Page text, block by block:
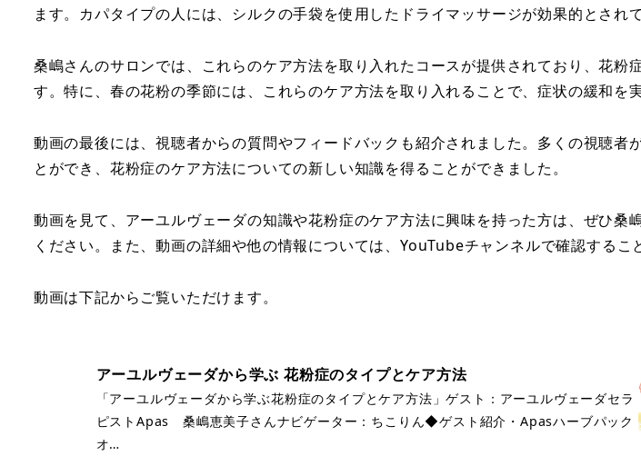
ます。カパタイプの人には、シルクの手袋を使用したドライマッサージが効果的とされて
桑嶋さんのサロンでは、これらのケア方法を取り入れたコースが提供されており、花粉
す。特に、春の花粉の季節には、これらのケア方法を取り入れることで、症状の緩和を
動画の最後には、視聴者からの質問やフィードバックも紹介されました。多くの視聴者
とができ、花粉症のケア方法についての新しい知識を得ることができました。
動画を見て、アーユルヴェーダの知識や花粉症のケア方法に興味を持った方は、ぜひ桑
ください。また、動画の詳細や他の情報については、YouTubeチャンネルで確認するこ
動画は下記からご覧いただけます。
アーユルヴェーダから学ぶ 花粉症のタイプとケア方法
「アーユルヴェーダから学ぶ花粉症のタイプとケア方法」ゲスト：アーユルヴェーダセラ
ピストApas 桑嶋恵美子さんナビゲーター：ちこりん◆ゲスト紹介・Apasハーブパック
オ…